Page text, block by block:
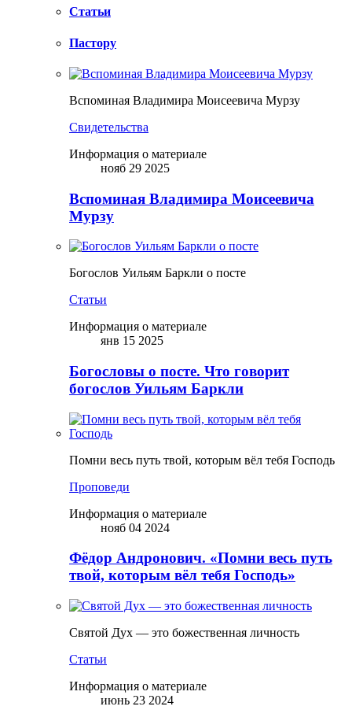
Статьи
Пастору
Вспоминая Владимира Моисеевича Мурзу
Свидетельства
Информация о материале
нояб 29 2025
Вспоминая Владимира Моисеевича
Мурзу
Богослов Уильям Баркли о посте
Статьи
Информация о материале
янв 15 2025
Богословы о посте. Что говорит
богослов Уильям Баркли
Помни весь путь твой, которым вёл тебя Господь
Проповеди
Информация о материале
нояб 04 2024
Фёдор Андронович. «Помни весь путь
твой, которым вёл тебя Господь»
Святой Дух — это божественная личность
Статьи
Информация о материале
июнь 23 2024